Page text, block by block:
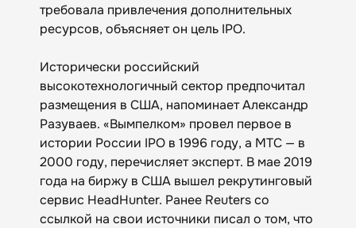
требовала привлечения дополнительных
ресурсов, объясняет он цель IPO.
Исторически российский
высокотехнологичный сектор предпочитал
размещения в США, напоминает Александр
Разуваев. «Вымпелком» провел первое в
истории России IPO в 1996 году, а МТС — в
2000 году, перечисляет эксперт. В мае 2019
года на биржу в США вышел рекрутинговый
сервис HeadHunter. Ранее Reuters со
ссылкой на свои источники писал о том, что